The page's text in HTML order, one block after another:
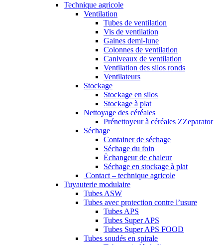
Technique agricole
Ventilation
Tubes de ventilation
Vis de ventilation
Gaines demi-lune
Colonnes de ventilation
Caniveaux de ventilation
Ventilation des silos ronds
Ventilateurs
Stockage
Stockage en silos
Stockage à plat
Nettoyage des céréales
Prénettoyeur à céréales ZZeparator
Séchage
Container de séchage
Séchage du foin
Échangeur de chaleur
Séchage en stockage à plat
Contact – technique agricole
Tuyauterie modulaire
Tubes ASW
Tubes avec protection contre l’usure
Tubes APS
Tubes Super APS
Tubes Super APS FOOD
Tubes soudés en spirale